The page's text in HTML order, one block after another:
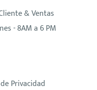
& Ventas
- 8AM a 6 PM
Privacidad